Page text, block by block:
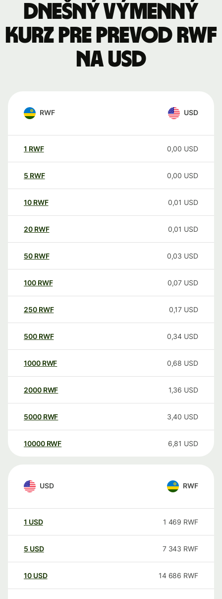
Dnešný výmenný
kurz pre prevod RWF
na USD
RWF USD
1 RWF 0,00 USD
5 RWF 0,00 USD
10 RWF 0,01 USD
20 RWF 0,01 USD
50 RWF 0,03 USD
100 RWF 0,07 USD
250 RWF 0,17 USD
500 RWF 0,34 USD
1000 RWF 0,68 USD
2000 RWF 1,36 USD
5000 RWF 3,40 USD
10000 RWF 6,81 USD
USD RWF
1 USD 1 469 RWF
5 USD 7 343 RWF
10 USD 14 686 RWF